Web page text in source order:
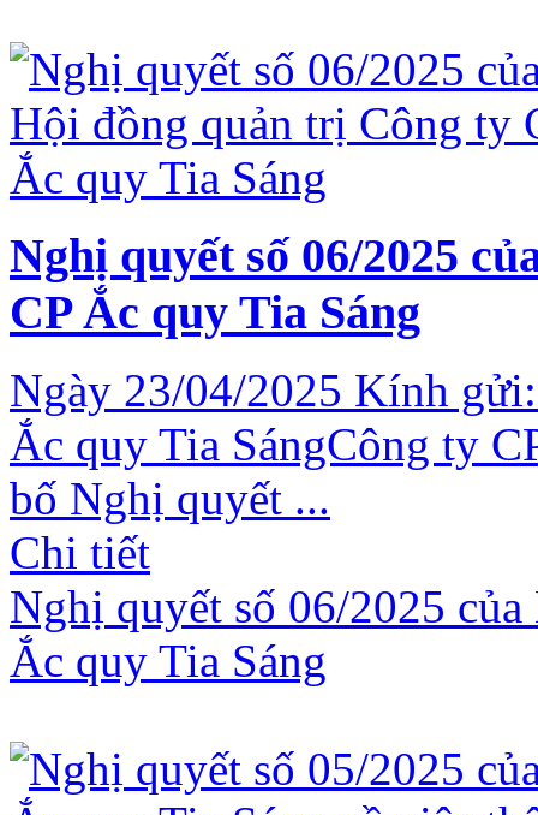
Nghị quyết số 06/2025
CP Ắc quy Tia Sáng
Ngày 23/04/2025 Kính
Ắc quy Tia SángCông ty
bố Nghị quyết ...
Chi tiết
Nghị quyết số 06/2025
Ắc quy Tia Sáng